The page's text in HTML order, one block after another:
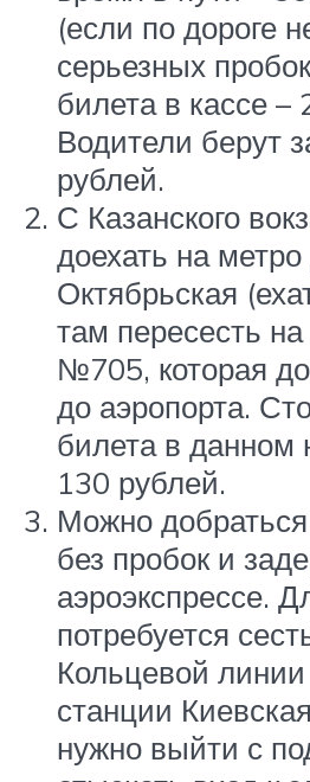
(если по дороге
серьезных
билета в кассе –
Водители берут
рублей.
С Казанского
доехать на
Октябрьская
там пересесть
№705, которая
до аэропорта.
билета в данном
130 рублей.
Можно
без пробок и
аэроэкспрессе.
потребуется
Кольцевой
станции
нужно выйти с